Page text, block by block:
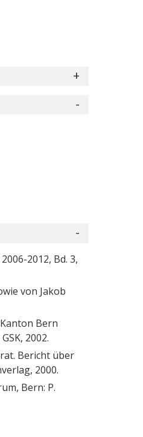
2012, Bd. 3,
von Jakob
Bern
2002.
Bericht über
2000.
Bern: P.